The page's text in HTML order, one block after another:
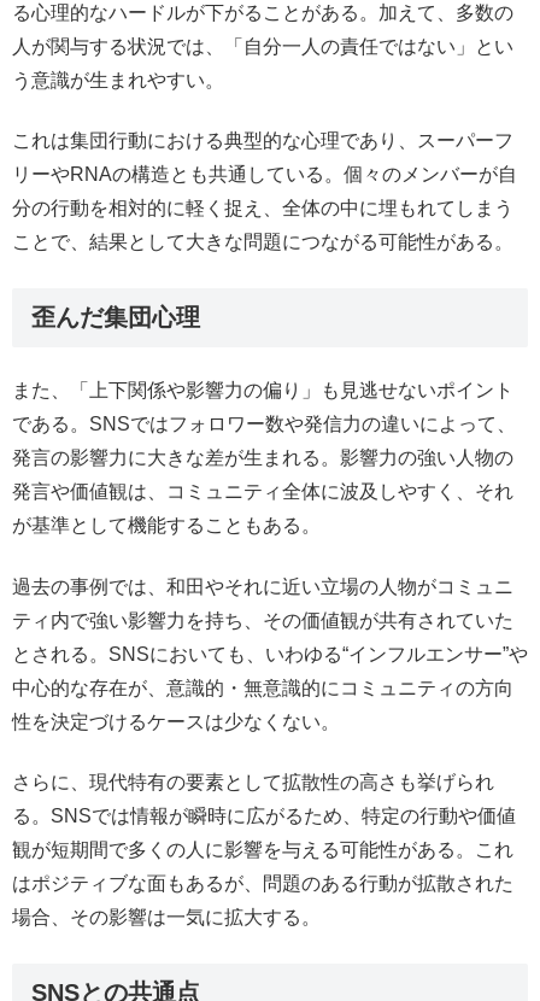
る心理的なハードルが下がることがある。加えて、多数の
人が関与する状況では、「自分一人の責任ではない」とい
う意識が生まれやすい。
これは集団行動における典型的な心理であり、スーパーフ
リーやRNAの構造とも共通している。個々のメンバーが自
分の行動を相対的に軽く捉え、全体の中に埋もれてしまう
ことで、結果として大きな問題につながる可能性がある。
歪んだ集団心理
また、「上下関係や影響力の偏り」も見逃せないポイント
である。SNSではフォロワー数や発信力の違いによって、
発言の影響力に大きな差が生まれる。影響力の強い人物の
発言や価値観は、コミュニティ全体に波及しやすく、それ
が基準として機能することもある。
過去の事例では、和田やそれに近い立場の人物がコミュニ
ティ内で強い影響力を持ち、その価値観が共有されていた
とされる。SNSにおいても、いわゆる“インフルエンサー”や
中心的な存在が、意識的・無意識的にコミュニティの方向
性を決定づけるケースは少なくない。
さらに、現代特有の要素として拡散性の高さも挙げられ
る。SNSでは情報が瞬時に広がるため、特定の行動や価値
観が短期間で多くの人に影響を与える可能性がある。これ
はポジティブな面もあるが、問題のある行動が拡散された
場合、その影響は一気に拡大する。
SNSとの共通点